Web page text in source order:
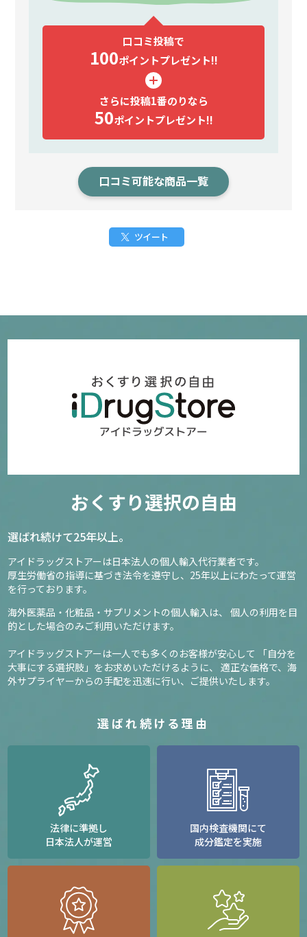
口コミ投稿で
100ポイントプレゼント!!
さらに投稿1番のりなら
50ポイントプレゼント!!
口コミ可能な商品一覧
ツイート
おくすり選択の自由
選ばれ続けて25年以上。
アイドラッグストアーは日本法人の個人輸入代行業者です。
厚生労働省の指導に基づき法令を遵守し、 25年以上にわたって運営
を行っております。
海外医薬品・化粧品・サプリメントの個人輸入は、
個人の利用を目
的とした場合のみご利用いただけます。
アイドラッグストアーは一人でも多くのお客様が安心して
「自分を
大事にする選択肢」をお求めいただけるように、
適正な価格で、海
外サプライヤーからの手配を迅速に行い、ご提供いたします。
選ばれ続ける理由
法律に準拠し
日本法人が運営
国内検査機関にて
成分鑑定を実施